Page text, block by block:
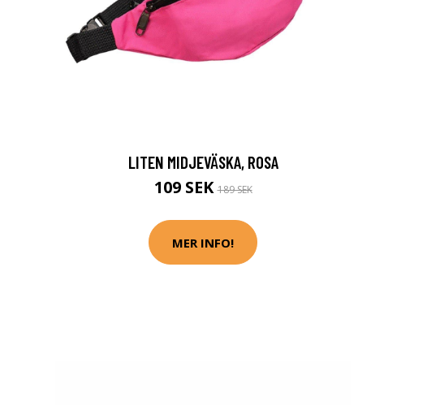
LITEN MIDJEVÄSKA, ROSA
109 SEK189 SEK
MER INFO!